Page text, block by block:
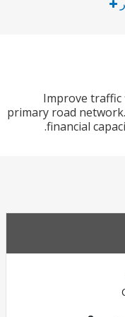
1.
primary road